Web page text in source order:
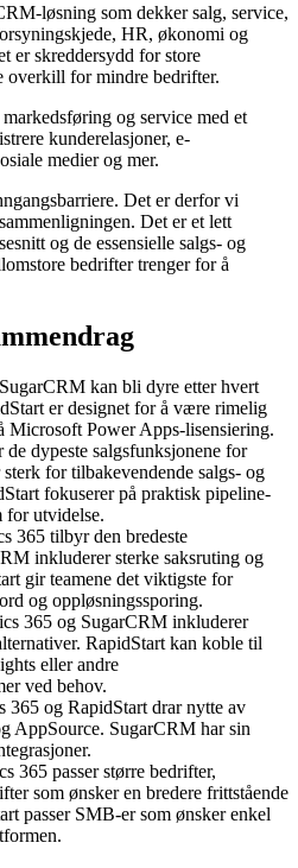
løsning som dekker salg, service,
HR, økonomi og
er skreddersydd for store
overkill for mindre bedrifter.
og service med et
kunderelasjoner, e-
medier og mer.
Det er derfor vi
Det er et lett
og de essensielle salgs- og
bedrifter trenger for å
kan bli dyre etter hvert
er designet for å være rimelig
Microsoft Power Apps-lisensiering.
dypeste salgsfunksjonene for
for tilbakevendende salgs- og
fokuserer på praktisk pipeline-
for utvidelse.
365 tilbyr den bredeste
inkluderer sterke saksruting og
gir teamene det viktigste for
og oppløsningssporing.
365 og SugarCRM inkluderer
RapidStart kan koble til
eller andre
ved behov.
365 og RapidStart drar nytte av
AppSource. SugarCRM har sin
365 passer større bedrifter,
som ønsker en bredere frittstående
passer SMB-er som ønsker enkel